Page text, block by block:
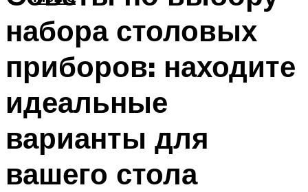
набора столовых
приборов: находите
идеальные
варианты для
вашего стола